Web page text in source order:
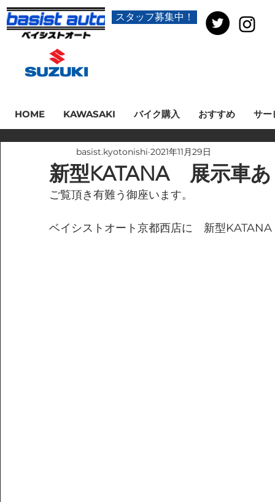
スタッフ募集中！
HOME KAWASAKI バイク購入 おすすめ サー
新型KATANA 展示車
basist.kyotonishi 2021年11月29日
ご覧頂き有難う御座います。
ベイシストオート京都西店に　新型